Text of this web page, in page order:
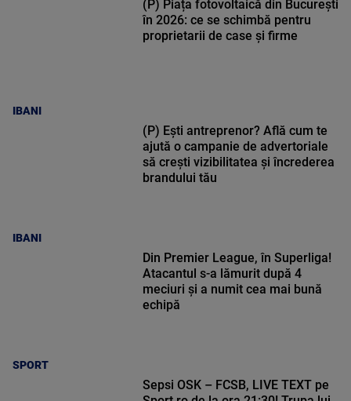
IBANI
(P) Piața fotovoltaică din București
în 2026: ce se schimbă pentru
proprietarii de case și firme
IBANI
(P) Ești antreprenor? Află cum te
ajută o campanie de advertoriale
să crești vizibilitatea și încrederea
brandului tău
SPORT
Din Premier League, în Superliga!
Atacantul s-a lămurit după 4
meciuri și a numit cea mai bună
echipă
Sepsi OSK – FCSB, LIVE TEXT pe